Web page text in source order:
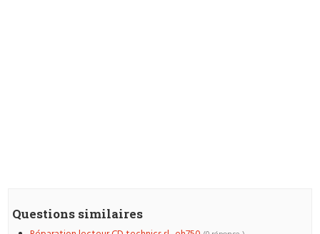
Questions similaires